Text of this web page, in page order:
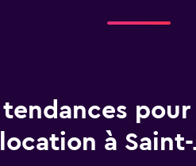
location à